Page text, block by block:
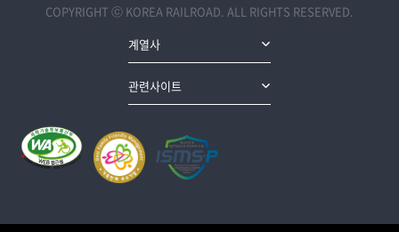
COPYRIGHT ⓒ KOREA RAILROAD. ALL RIGHTS RESERVED.
계열사
관련사이트